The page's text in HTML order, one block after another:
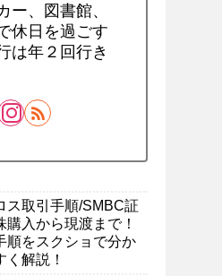
ー、図書館、
休日を過ごす
は年２回行き
ス取引手順/SMBC証
購入から現渡まで！
順をスクショで分か
く解説！